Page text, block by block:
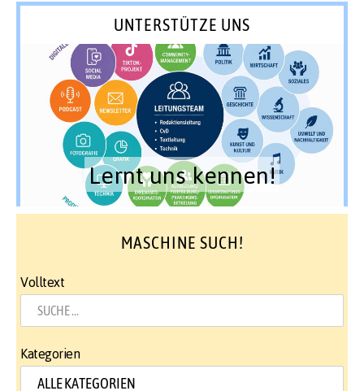
UNTERSTÜTZE UNS
Lernt uns kennen!
MASCHINE SUCH!
Volltext
Kategorien